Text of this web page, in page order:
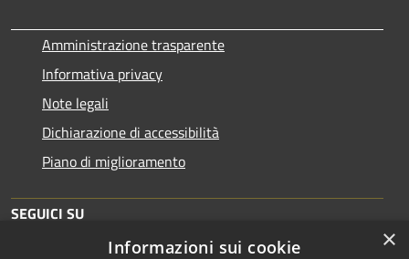
Amministrazione trasparente
Informativa privacy
Note legali
Dichiarazione di accessibilità
Piano di miglioramento
SEGUICI SU
×
Informazioni sui cookie